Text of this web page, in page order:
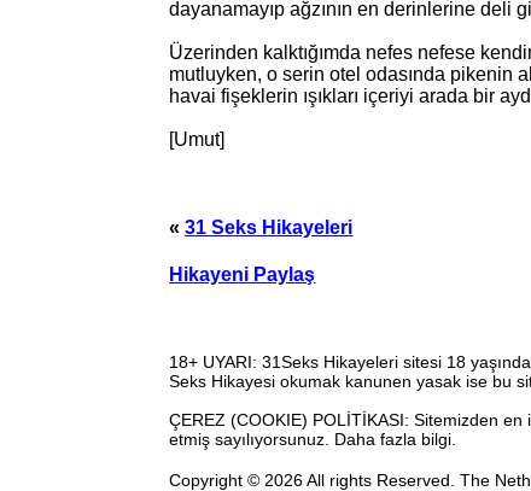
dayanamayıp ağzının en derinlerine deli
Üzerinden kalktığımda nefes nefese
mutluyken, o serin otel odasında pikenin
havai fişeklerin ışıkları içeriyi arada bir
[Umut]
«31 Seks Hikayeleri
Hikayeni Paylaş
18+ UYARI: 31Seks Hikayeleri sitesi 18
Seks Hikayesi okumak kanunen yasak ise bu
ÇEREZ (COOKIE) POLİTİKASI: Sitemizden en
etmiş sayılıyorsunuz. Daha fazla bilgi.
Copyright ©2026 All rights Reserved. The